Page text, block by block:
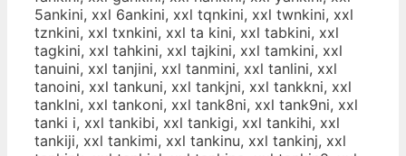
5ankini, xxl 6ankini, xxl tqnkini, xxl twnkini, xxl
tznkini, xxl txnkini, xxl ta kini, xxl tabkini, xxl
tagkini, xxl tahkini, xxl tajkini, xxl tamkini, xxl
tanuini, xxl tanjini, xxl tanmini, xxl tanlini, xxl
tanoini, xxl tankuni, xxl tankjni, xxl tankkni, xxl
tanklni, xxl tankoni, xxl tank8ni, xxl tank9ni, xxl
tanki i, xxl tankibi, xxl tankigi, xxl tankihi, xxl
tankiji, xxl tankimi, xxl tankinu, xxl tankinj, xxl